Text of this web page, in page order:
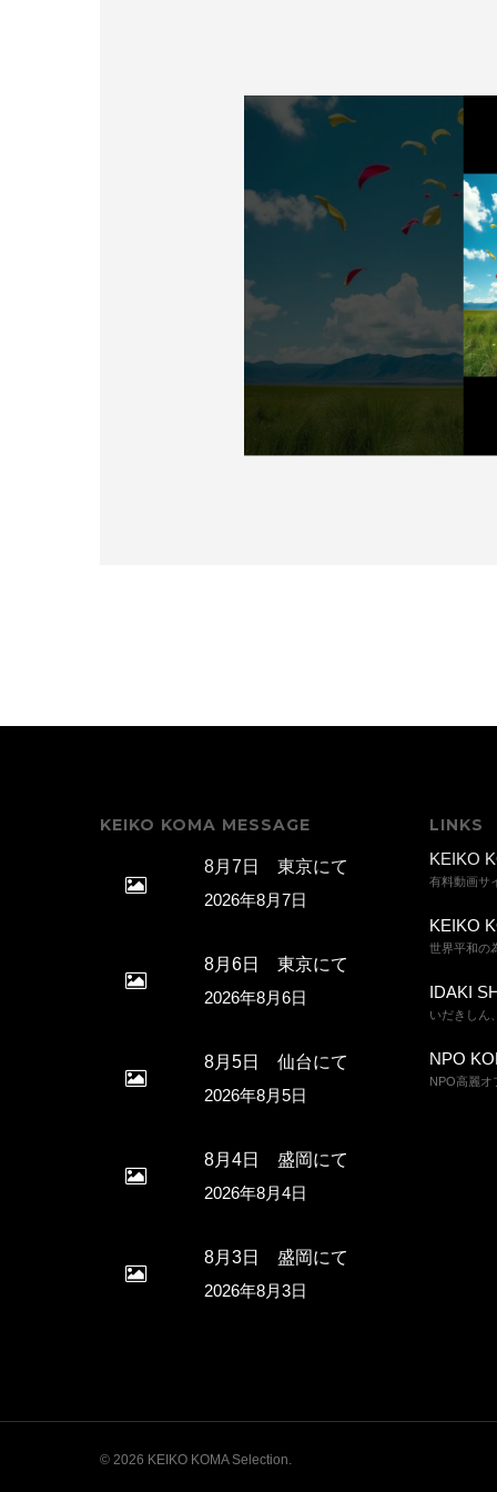
KEIKO KOMA MESSAGE
8月7日 東京にて
2026年8月7日
8月6日 東京にて
2026年8月6日
8月5日 仙台にて
2026年8月5日
8月4日 盛岡にて
2026年8月4日
8月3日 盛岡にて
2026年8月3日
LINKS
KEIKO
有料動画サ
KEIKO
世界平和の
IDAKI
いだきしん
NPO
NPO高麗オ
© 2026 KEIKO KOMA Selection.